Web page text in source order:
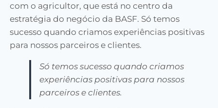
com o agricultor, que está no centro da
estratégia do negócio da BASF. Só temos
sucesso quando criamos experiências positivas
para nossos parceiros e clientes.
Só temos sucesso quando criamos
experiências positivas para nossos
parceiros e clientes.